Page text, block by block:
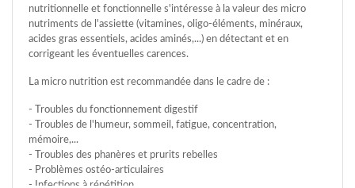
nutritionnelle et fonctionnelle s'intéresse à la valeur des micro
nutriments de l'assiette (vitamines, oligo-éléments, minéraux,
acides gras essentiels, acides aminés,...) en détectant et en
corrigeant les éventuelles carences.
La micro nutrition est recommandée dans le cadre de :
- Troubles du fonctionnement digestif
- Troubles de l'humeur, sommeil, fatigue, concentration,
mémoire,...
- Troubles des phanères et prurits rebelles
- Problèmes ostéo-articulaires
- Infections à répétition